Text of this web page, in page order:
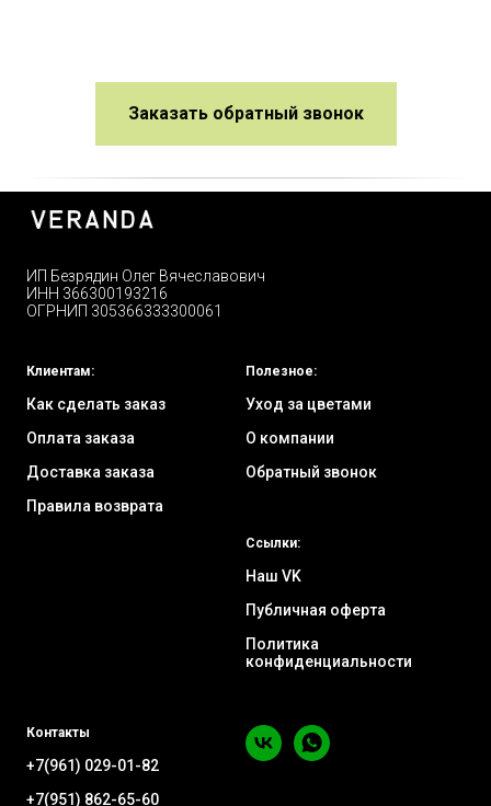
Заказать обратный звонок
ИП Безрядин Олег Вячеславович
ИНН 366300193216
ОГРНИП 305366333300061
Клиентам:
Как сделать заказ
Оплата заказа
Доставка заказа
Правила возврата
Полезное:
Уход за цветами
О компании
Обратный звонок
Ссылки:
Наш VK
Публичная оферта
Политика
конфиденциальности
Контакты
+7(961) 029-01-82
+7(951) 862-65-60